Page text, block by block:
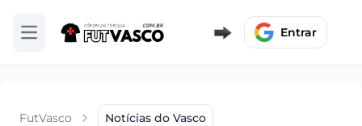
Abrir menu Entrar
FutVasco Notícias do Vasco